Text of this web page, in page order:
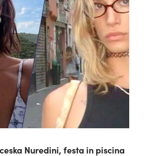
Nuredini, festa in piscina